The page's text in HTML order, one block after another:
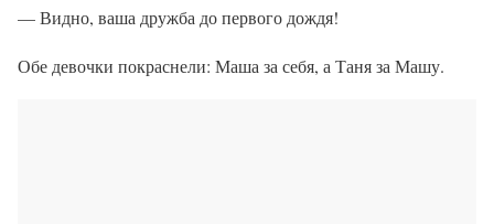
— Видно, ваша дружба до первого дождя!
Обе девочки покраснели: Маша за себя, а Таня за Машу.